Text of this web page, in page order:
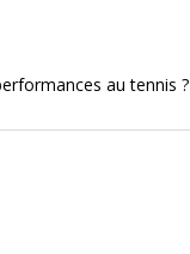
au tennis ?